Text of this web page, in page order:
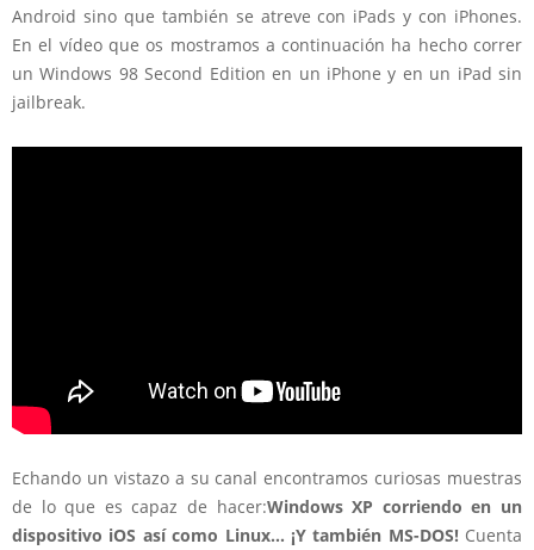
Android sino que también se atreve con iPads y con iPhones.
En el vídeo que os mostramos a continuación ha hecho correr
un Windows 98 Second Edition en un iPhone y en un iPad sin
jailbreak.
Echando un vistazo a su canal encontramos curiosas muestras
de lo que es capaz de hacer:Windows XP corriendo en un
dispositivo iOS así como Linux… ¡Y también MS-DOS!Cuenta